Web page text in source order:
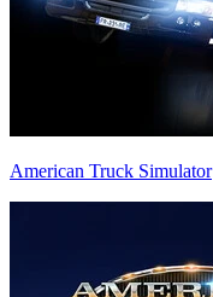
American Truck Simulator